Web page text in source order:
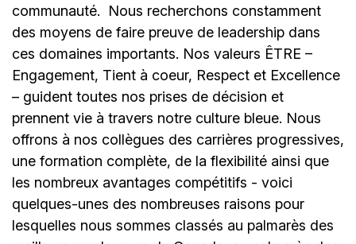
communauté.
Nous recherchons constamment
des moyens de faire preuve de leadership dans
ces domaines importants. Nos valeurs ÊTRE –
Engagement, Tient à coeur, Respect et Excellence
– guident toutes nos prises de décision et
prennent vie à travers notre culture bleue. Nous
offrons à nos collègues des carrières progressives,
une formation complète, de la flexibilité ainsi que
les nombreux avantages compétitifs - voici
quelques-unes des nombreuses raisons pour
lesquelles nous sommes classés au palmarès des